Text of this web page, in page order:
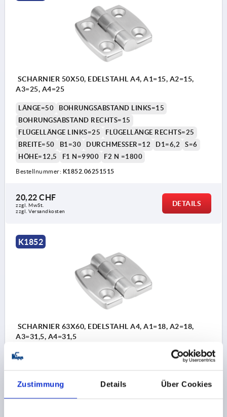
Zustimmung Details Über Cookies
SCHARNIER 50X50, EDELSTAHL A4, A1=15, A2=15,
A3=25, A4=25
LÄNGE=50
BOHRUNGSABSTAND LINKS=15
BOHRUNGSABSTAND RECHTS=15
FLÜGELLÄNGE LINKS=25
FLÜGELLÄNGE RECHTS=25
BREITE=50
B1=30 DURCHMESSER=12 D1=6,2
S=6
HÖHE=12,5
F1 N=9900 F2 N =1800
Bestellnummer: K1852.06251515
20,22 CHF
zzgl. MwSt.
zzgl. Versandkosten
DETAILS
K1852
SCHARNIER 63X60, EDELSTAHL A4, A1=18, A2=18,
A3=31,5, A4=31,5
LÄNGE=63
FLÜGELLÄNGE LINKS=31,5
FLÜGELLÄNGE RECHTS=31,5